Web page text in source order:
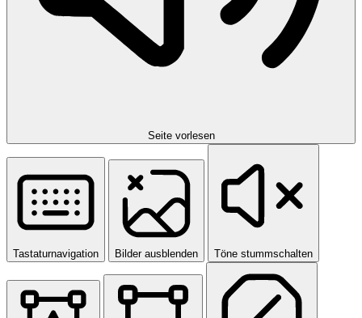
Seite vorlesen
Tastaturnavigation Bilder ausblenden Töne stummschalten